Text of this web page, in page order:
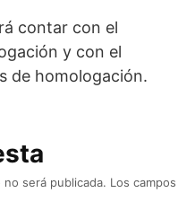
contar con el
y con el
de homologación.
será publicada. Los campos